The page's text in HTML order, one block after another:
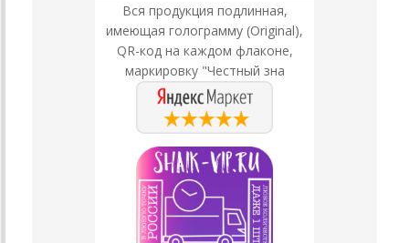
Вся продукция подлинная,
имеющая голограмму (Original),
QR-код на каждом флаконе,
маркировку "Честный зна